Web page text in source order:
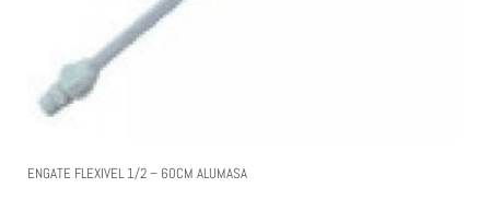
ENGATE FLEXIVEL 1/2 – 60CM ALUMASA